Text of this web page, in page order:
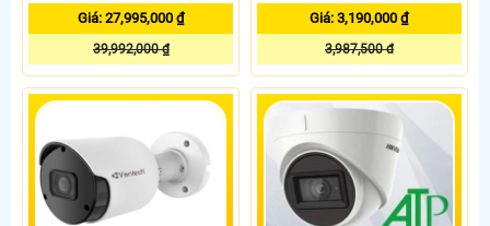
Giá: 27,995,000 ₫
39,992,000 ₫
Giá: 3,190,000 ₫
3,987,500 đ